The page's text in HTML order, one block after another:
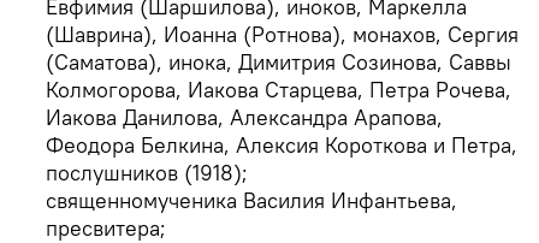
Евфимия (Шаршилова), иноков, Маркелла
(Шаврина), Иоанна (Ротнова), монахов, Сергия
(Саматова), инока, Димитрия Созинова, Саввы
Колмогорова, Иакова Старцева, Петра Рочева,
Иакова Данилова, Александра Арапова,
Феодора Белкина, Алексия Короткова и Петра,
послушников (1918);
священномученика Василия Инфантьева,
пресвитера;